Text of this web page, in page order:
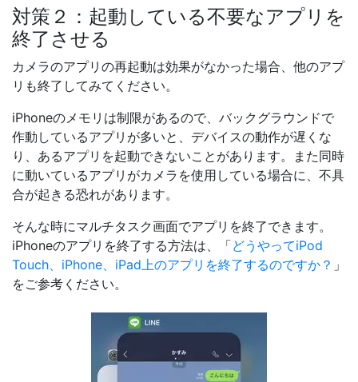
対策２：起動している不要なアプリを
終了させる
カメラのアプリの再起動は効果がなかった場合、他のアプ
リも終了してみてください。
iPhoneのメモリは制限があるので、バックグラウンドで
作動しているアプリが多いと、デバイスの動作が遅くな
り、あるアプリを起動できないことがあります。また同時
に動いているアプリがカメラを使用している場合に、不具
合が起きる恐れがあります。
そんな時にマルチタスク画面でアプリを終了できます。
iPhoneのアプリを終了する方法は、「どうやってiPod
Touch、iPhone、iPad上のアプリを終了するのですか？ 」
をご参考ください。